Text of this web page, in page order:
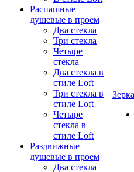
Распашные
душевые в проем
Два стекла
Три стекла
Четыре
стекла
Два стекла в
стиле Loft
Три стекла в
стиле Loft
Четыре
стекла в
стиле Loft
Раздвижные
душевые в проем
Два стекла